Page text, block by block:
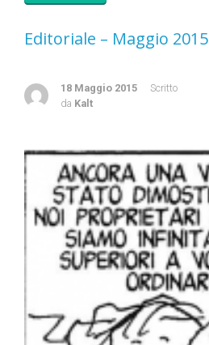
Editoriale – Maggio 2015
18 Maggio 2015
Scritto
da Kalt